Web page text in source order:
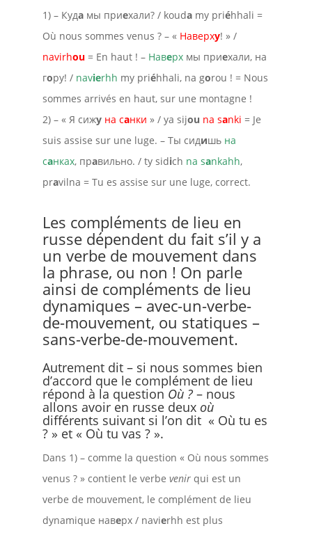
1) – Кудамы приехали? / koudamy priéhhali =
Où nous sommes venus ? – « Наверху! » /
navirhou= En haut ! – Наверхмы приехали, на
гору! / navierhh my priéhhali, na gorou ! = Nous
sommes arrivés en haut, sur une montagne !
2) – « Я сижуна санки » / ya sijou na sanki = Je
suis assise sur une luge. – Ты сидишь на
санках, правильно. / ty sidich na sankahh,
pravilna = Tu es assise sur une luge, correct.
Les compléments de lieu en
russe dépendent du fait s’il y a
un verbe de mouvement dans
la phrase, ou non ! On parle
ainsi de compléments de lieu
dynamiques – avec-un-verbe-
de-mouvement, ou statiques –
sans-verbe-de-mouvement.
Autrement dit – si nous sommes bien
d’accord que le complément de lieu
répond à la question Où ? – nous
allons avoir en russe deux où
différents suivant si l’on dit « Où tu es
? » et « Où tu vas ? ».
Dans 1) – comme la question « Où nous sommes
venus ? » contient le verbe venirqui est un
verbe de mouvement, le complément de lieu
dynamique наверх / navierhh est plus